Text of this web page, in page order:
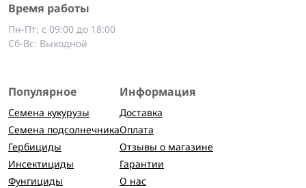
Время работы
Пн-Пт: с 09:00 до 18:00
Сб-Вс: Выходной
Популярное
Семена кукурузы
Семена подсолнечника
Гербициды
Инсектициды
Фунгициды
Информация
Доставка
Оплата
Отзывы о магазине
Гарантии
О нас